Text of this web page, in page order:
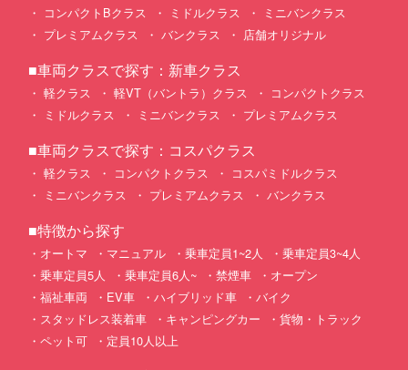
コンパクトBクラス
ミドルクラス
ミニバンクラス
プレミアムクラス
バンクラス 店舗オリジナル
■車両クラスで探す：新車クラス
軽クラス 軽VT（バントラ）クラス
コンパクトクラス
ミドルクラス
ミニバンクラス プレミアムクラス
■車両クラスで探す：コスパクラス
軽クラス コンパクトクラス
コスパミドルクラス
ミニバンクラス
プレミアムクラス バンクラス
■特徴から探す
オートマ マニュアル 乗車定員1~2人
乗車定員3~4人
乗車定員5人
乗車定員6人~ 禁煙車
オープン
福祉車両
EV車 ハイブリッド車
バイク
スタッドレス装着車
キャンピングカー
貨物・トラック
ペット可
定員10人以上